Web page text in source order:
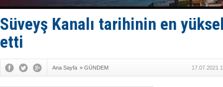
İngiliz
Süveyş Kanalı tarihinin en
etti
Ana Sayfa » GÜNDEM 17.07.2021